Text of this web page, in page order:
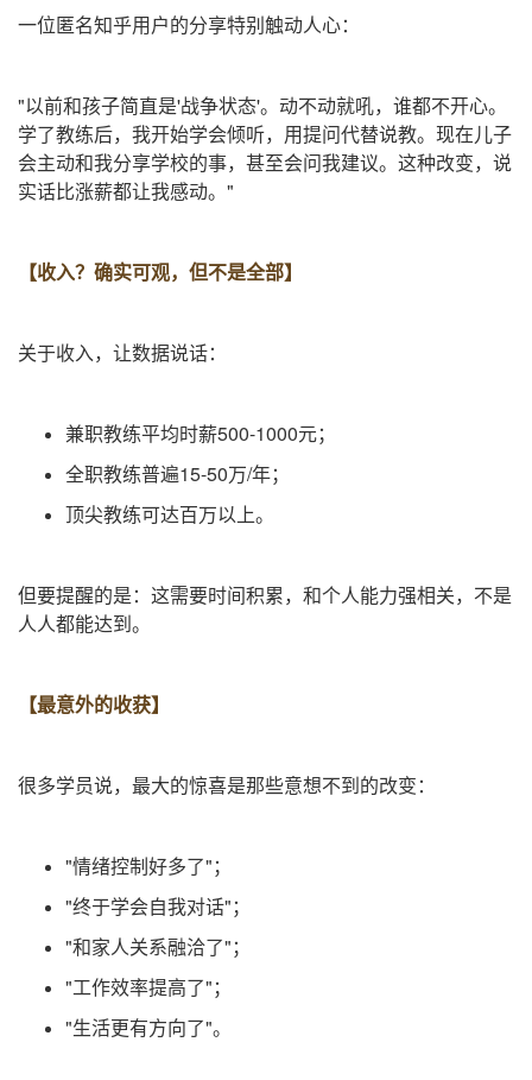
一位匿名知乎用户的分享特别触动人心：
"以前和孩子简直是'战争状态'。动不动就吼，谁都不开心。
学了教练后，我开始学会倾听，用提问代替说教。现在儿子
会主动和我分享学校的事，甚至会问我建议。这种改变，说
实话比涨薪都让我感动。"
【收入？确实可观，但不是全部】
关于收入，让数据说话：
兼职教练平均时薪500-1000元；
全职教练普遍15-50万/年；
顶尖教练可达百万以上。
但要提醒的是：这需要时间积累，和个人能力强相关，不是
人人都能达到。
【最意外的收获】
很多学员说，最大的惊喜是那些意想不到的改变：
"情绪控制好多了"；
"终于学会自我对话"；
"和家人关系融洽了"；
"工作效率提高了"；
"生活更有方向了"。